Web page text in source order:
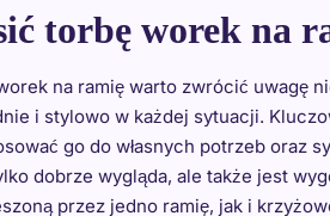
torbę worek na
na ramię warto zwrócić uwagę
i stylowo w każdej sytuacji.
go do własnych potrzeb oraz
dobrze wygląda, ale także jest
przez jedno ramię, jak i